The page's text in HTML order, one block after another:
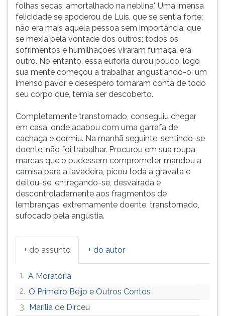
folhas secas, amortalhado na neblina'. Uma imensa
felicidade se apoderou de Luís, que se sentia forte;
não era mais aquela pessoa sem importância, que
se mexia pela vontade dos outros; todos os
sofrimentos e humilhações viraram fumaça; era
outro. No entanto, essa euforia durou pouco, logo
sua mente começou a trabalhar, angustiando-o; um
imenso pavor e desespero tomaram conta de todo
seu corpo que, temia ser descoberto.
Completamente transtornado, conseguiu chegar
em casa, onde acabou com uma garrafa de
cachaça e dormiu. Na manhã seguinte, sentindo-se
doente, não foi trabalhar. Procurou em sua roupa
marcas que o pudessem comprometer, mandou a
camisa para a lavadeira, picou toda a gravata e
deitou-se, entregando-se, desvairada e
descontroladamente aos fragmentos de
lembranças, extremamente doente, transtornado,
sufocado pela angústia.
+ do assunto + do autor
1. A Moratória
2. O Primeiro Beijo e Outros Contos
3. Marília de Dirceu